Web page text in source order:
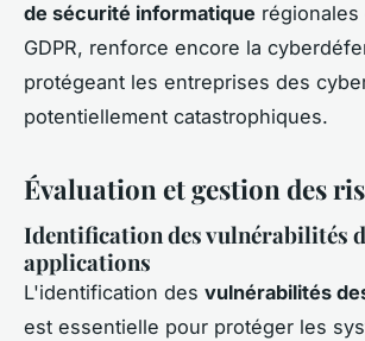
de sécurité informatique régionales
GDPR, renforce encore la
protégeant les entreprises des
potentiellement catastrophiques.
Évaluation et gestion des
Identification des vulnérabilités
applications
L'identification des vulnérabilités
est essentielle pour protéger les